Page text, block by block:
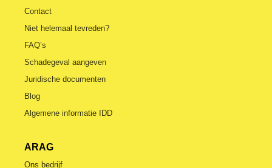
Contact
Niet helemaal tevreden?
FAQ’s
Schadegeval aangeven
Juridische documenten
Blog
Algemene informatie IDD
ARAG
Ons bedrijf